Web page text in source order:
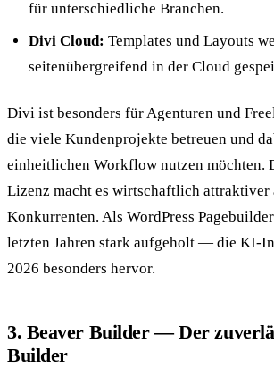
für unterschiedliche Branchen.
Divi Cloud: Templates und Layouts
seitenübergreifend in der Cloud
Divi ist besonders für Agenturen und
die viele Kundenprojekte betreuen und
einheitlichen Workflow nutzen möchten.
Lizenz macht es wirtschaftlich attraktiver
Konkurrenten. Als WordPress
letzten Jahren stark aufgeholt — die KI-
2026 besonders hervor.
3. Beaver Builder — Der
Builder